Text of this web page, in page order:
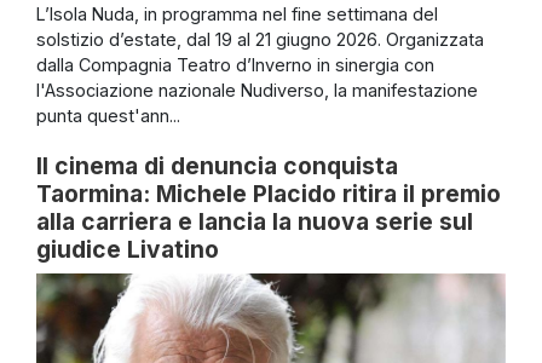
L’Isola Nuda, in programma nel fine settimana del
solstizio d’estate, dal 19 al 21 giugno 2026. Organizzata
dalla Compagnia Teatro d’Inverno in sinergia con
l'Associazione nazionale Nudiverso, la manifestazione
punta quest'ann...
Il cinema di denuncia conquista
Taormina: Michele Placido ritira il premio
alla carriera e lancia la nuova serie sul
giudice Livatino